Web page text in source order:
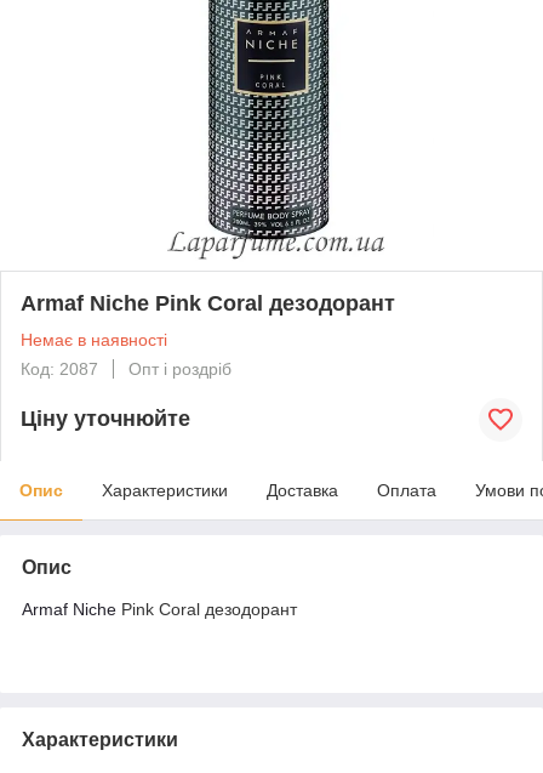
Armaf Niche Pink Coral дезодорант
Немає в наявності
Код: 2087
Опт і роздріб
Ціну уточнюйте
Опис Характеристики Доставка Оплата Умови
Опис
Armaf Niche Pink Coral дезодорант
Характеристики